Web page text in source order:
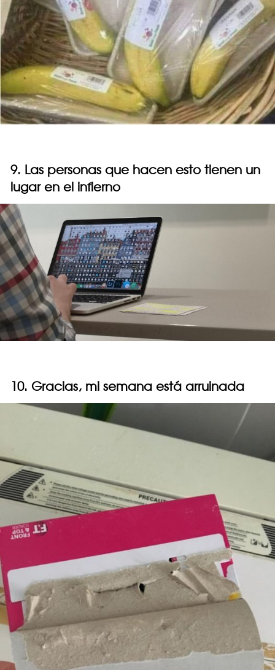
9. Las personas que hacen esto tienen un
lugar en el infierno
10. Gracias, mi semana está arruinada